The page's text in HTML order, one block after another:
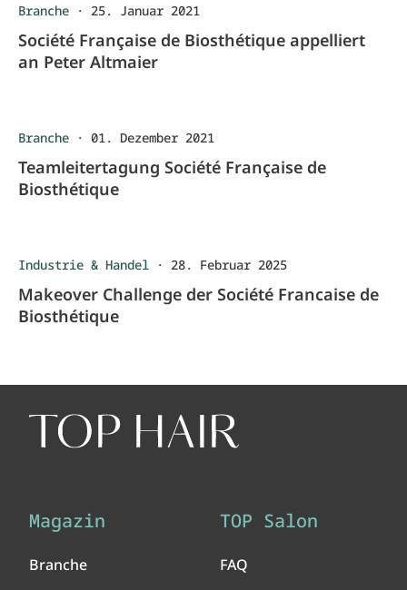
Branche · 25. Januar 2021
Société Française de Biosthétique appelliert
an Peter Altmaier
Branche · 01. Dezember 2021
Teamleitertagung Société Française de
Biosthétique
Industrie & Handel · 28. Februar 2025
Makeover Challenge der Société Francaise de
Biosthétique
Magazin
Branche
TOP Salon
FAQ